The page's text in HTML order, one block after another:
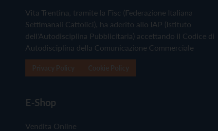
Vita Trentina, tramite la Fisc (Federazione Italiana
Settimanali Cattolici), ha aderito allo IAP (Istituto
dell'Autodisciplina Pubblicitaria) accettando il Codice di
Autodisciplina della Comunicazione Commerciale
E-Shop
Vendita Online